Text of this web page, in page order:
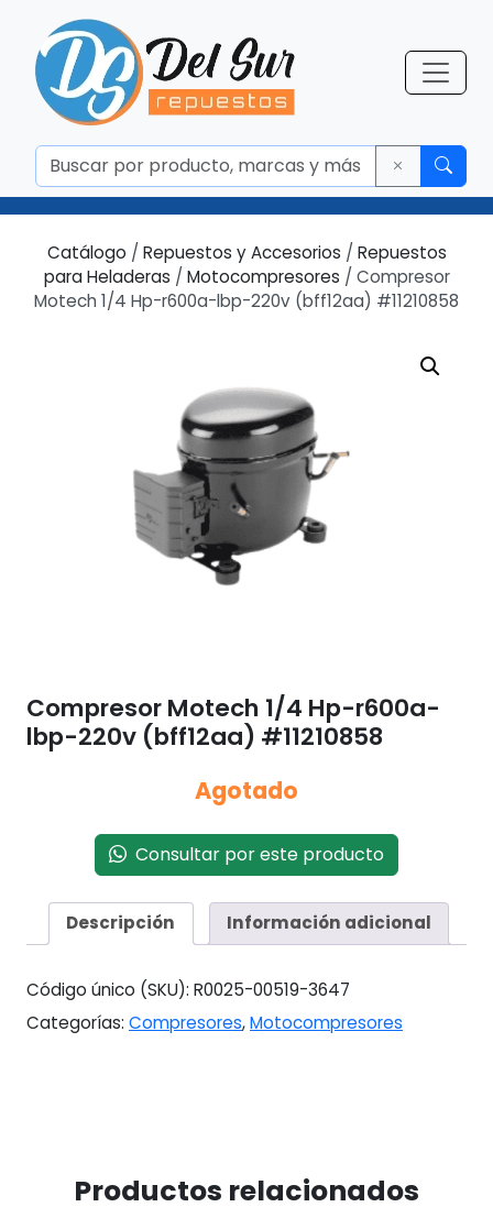
Catálogo / Repuestos y Accesorios / Repuestos
para Heladeras / Motocompresores / Compresor
Motech 1/4 Hp-r600a-lbp-220v (bff12aa) #11210858
Compresor Motech 1/4 Hp-r600a-
lbp-220v (bff12aa) #11210858
Agotado
Consultar por este producto
Descripción Información adicional
Código único (SKU): R0025-00519-3647
Categorías: Compresores,Motocompresores
Productos relacionados